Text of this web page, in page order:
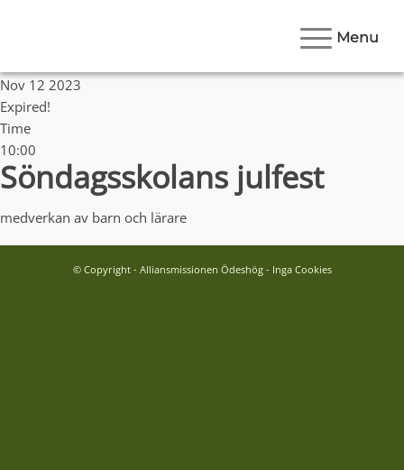
Menu
Nov 12 2023
Expired!
Time
10:00
Söndagsskolans julfest
medverkan av barn och lärare
© Copyright - Alliansmissionen Ödeshög - Inga Cookies